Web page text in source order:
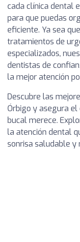
cada clínica dental
para que puedas
eficiente. Ya sea
tratamientos de
especializados,
dentistas de
la mejor atención
Descubre las
Órbigo y asegura el
bucal merece.
la atención dental
sonrisa saludable y